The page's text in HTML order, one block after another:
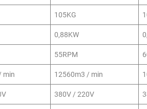
105KG
0,88KW
55RPM
min 12560m3 / min
380V / 220V